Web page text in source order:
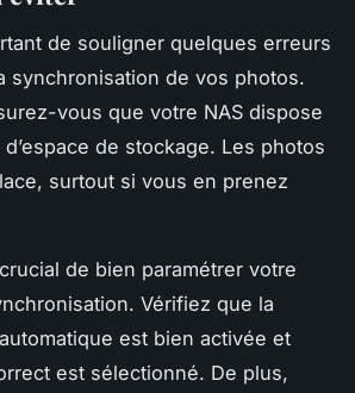
de souligner quelques erreurs
synchronisation de vos photos.
vous que votre NAS dispose
de stockage. Les photos
surtout si vous en prenez
de bien paramétrer votre
Vérifiez que la
est bien activée et
est sélectionné. De plus,